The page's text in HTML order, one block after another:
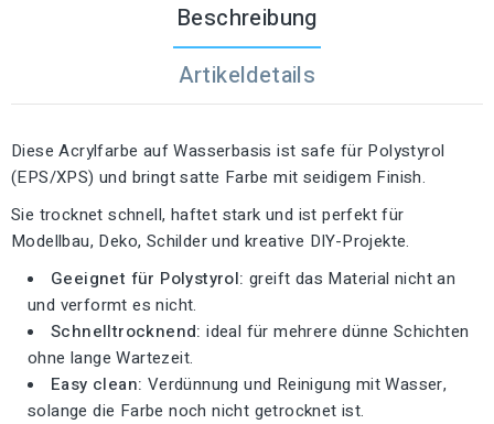
Beschreibung
Artikeldetails
Diese Acrylfarbe auf Wasserbasis ist safe für Polystyrol
(EPS/XPS) und bringt satte Farbe mit seidigem Finish.
Sie trocknet schnell, haftet stark und ist perfekt für
Modellbau, Deko, Schilder und kreative DIY-Projekte.
Geeignet für Polystyrol: greift das Material nicht an
und verformt es nicht.
Schnelltrocknend: ideal für mehrere dünne Schichten
ohne lange Wartezeit.
Easy clean: Verdünnung und Reinigung mit Wasser,
solange die Farbe noch nicht getrocknet ist.